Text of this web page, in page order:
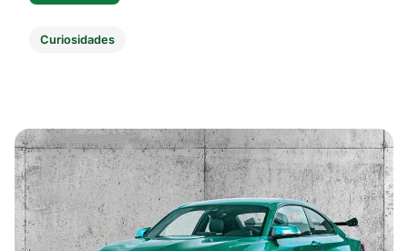
Curiosidades